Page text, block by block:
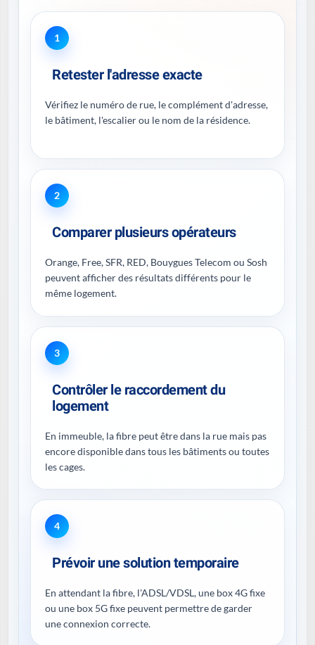
1
Retester l'adresse exacte
Vérifiez le numéro de rue, le complément d'adresse,
le bâtiment, l'escalier ou le nom de la résidence.
2
Comparer plusieurs opérateurs
Orange, Free, SFR, RED, Bouygues Telecom ou Sosh
peuvent afficher des résultats différents pour le
même logement.
3
Contrôler le raccordement du
logement
En immeuble, la fibre peut être dans la rue mais pas
encore disponible dans tous les bâtiments ou toutes
les cages.
4
Prévoir une solution temporaire
En attendant la fibre, l'ADSL/VDSL, une box 4G fixe
ou une box 5G fixe peuvent permettre de garder
une connexion correcte.